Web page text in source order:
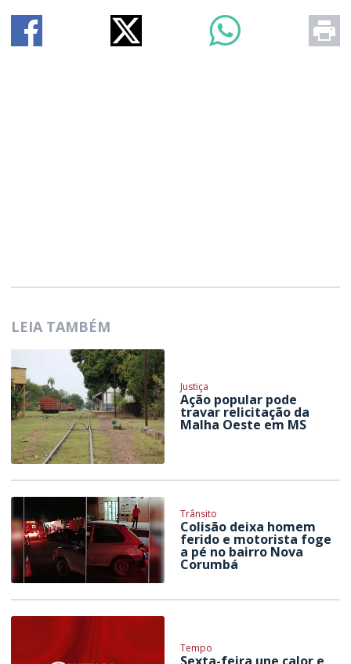
LEIA TAMBÉM
Justiça
Ação popular pode
travar relicitação da
Malha Oeste em MS
Trânsito
Colisão deixa homem
ferido e motorista foge
a pé no bairro Nova
Corumbá
Tempo